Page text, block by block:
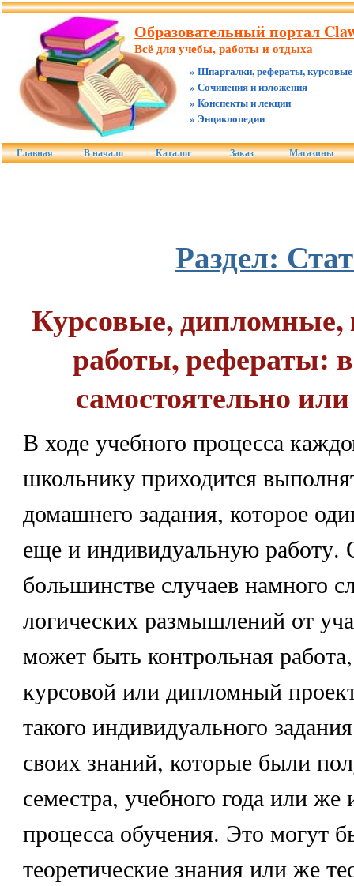
Образовательный портал
Всё для учебы, работы и отдыха
» Шпаргалки, рефераты, курсовые
» Сочинения и изложения
» Конспекты и лекции
» Энциклопедии
Главная В начало Каталог Заказ Магазины
Раздел:
Курсовые, дипломные,
работы, рефераты:
самостоятельно или
В ходе учебного процесса
школьнику приходится
домашнего задания, которое
еще и индивидуальную работу.
большинстве случаев намного
логических размышлений от
может быть контрольная
курсовой или дипломный
такого индивидуального
своих знаний, которые были
семестра, учебного года или же
процесса обучения. Это могут
теоретические знания или же